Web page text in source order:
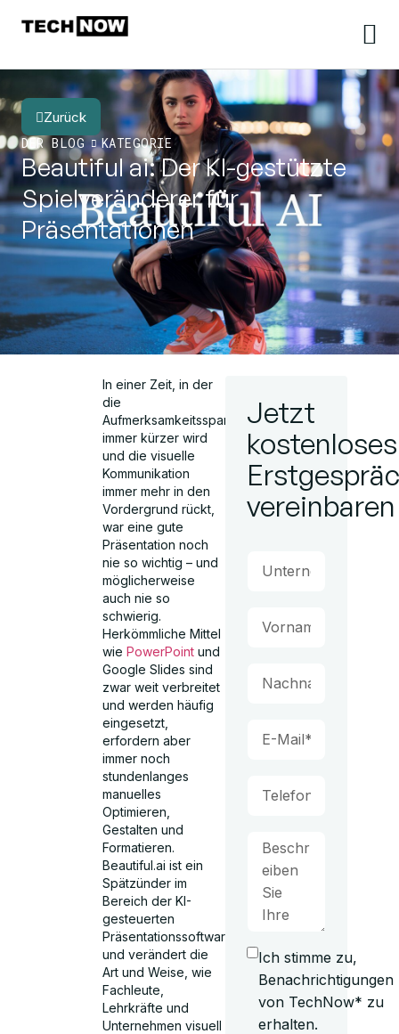
Zurück
DER BLOG
KATEGORIE
Beautiful ai: Der KI-gestützte
Spielveränderer für
Präsentationen
In einer Zeit, in der
die
Aufmerksamkeitsspanne
immer kürzer wird
und die visuelle
Kommunikation
immer mehr in den
Vordergrund rückt,
war eine gute
Präsentation noch
nie so wichtig – und
möglicherweise
auch nie so
schwierig.
Herkömmliche Mittel
wiePowerPoint und
Google Slides sind
zwar weit verbreitet
und werden häufig
eingesetzt,
erfordern aber
immer noch
stundenlanges
manuelles
Optimieren,
Gestalten und
Formatieren.
Beautiful.ai ist ein
Spätzünder im
Bereich der KI-
gesteuerten
Präsentationssoftware
und verändert die
Art und Weise, wie
Fachleute,
Lehrkräfte und
Unternehmen visuell
Jetzt
kostenloses
vereinbaren
Ich stimme zu,
Benachrichtigungen
von TechNow* zu
erhalten.